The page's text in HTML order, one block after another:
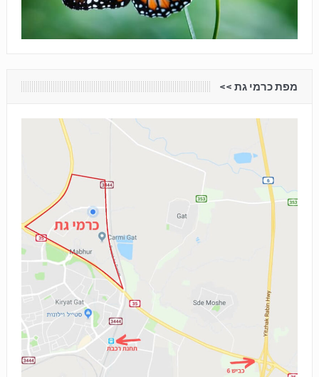
מפת כרמי גת <<